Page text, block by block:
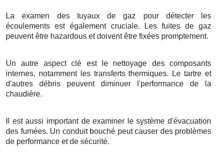
La examen des tuyaux de gaz pour détecter les
écoulements est également cruciale. Les fuites de gaz
peuvent être hazardous et doivent être fixées promptement.
Un autre aspect clé est le nettoyage des composants
internes, notamment les transferts thermiques. Le tartre et
d'autres débris peuvent diminuer l'performance de la
chaudière.
Il est aussi important de examiner le système d'évacuation
des fumées. Un conduit bouché peut causer des problèmes
de performance et de sécurité.